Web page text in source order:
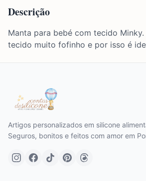
Descrição
Manta para bebé com tecido
tecido muito fofinho e por isso é
Artigos personalizados em silicone
Seguros, bonitos e feitos com amor em